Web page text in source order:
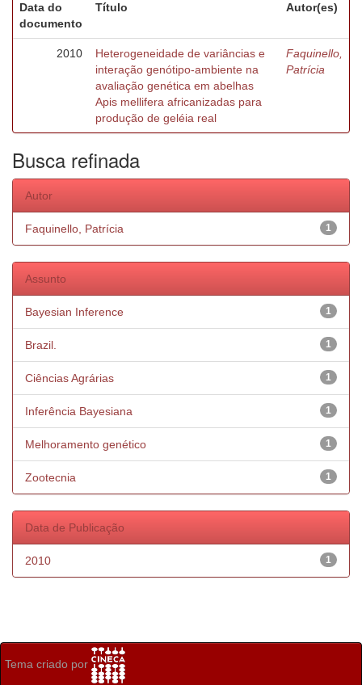
Data do
documento
Título Autor(es)
2010
Heterogeneidade de variâncias e
interação genótipo-ambiente na
avaliação genética em abelhas
Apis mellifera africanizadas para
produção de geléia real
Faquinello,
Patrícia
Busca refinada
Autor
1
Faquinello, Patrícia
Assunto
1
Bayesian Inference
1
Brazil.
1
Ciências Agrárias
1
Inferência Bayesiana
1
Melhoramento genético
1
Zootecnia
Data de Publicação
1
2010
Tema criado por